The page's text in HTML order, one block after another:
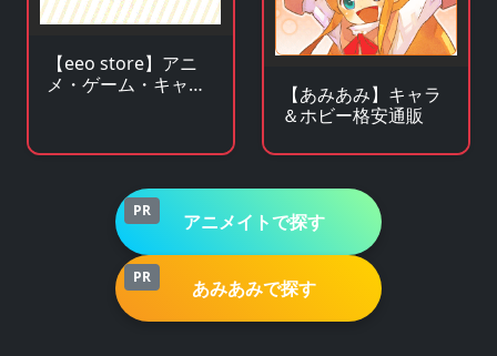
【eeo store】アニ
メ・ゲーム・キャラ
【あみあみ】キャラ
＆ホビー格安通販
PR アニメイトで探す
PR あみあみで探す